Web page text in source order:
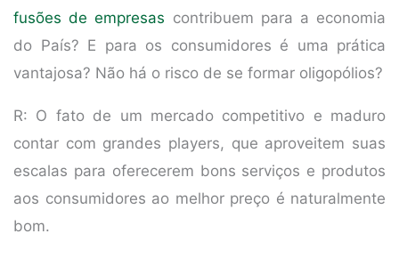
fusões de empresas contribuem para a economia
do País? E para os consumidores é uma prática
vantajosa? Não há o risco de se formar oligopólios?
R: O fato de um mercado competitivo e maduro
contar com grandes players, que aproveitem suas
escalas para oferecerem bons serviços e produtos
aos consumidores ao melhor preço é naturalmente
bom.